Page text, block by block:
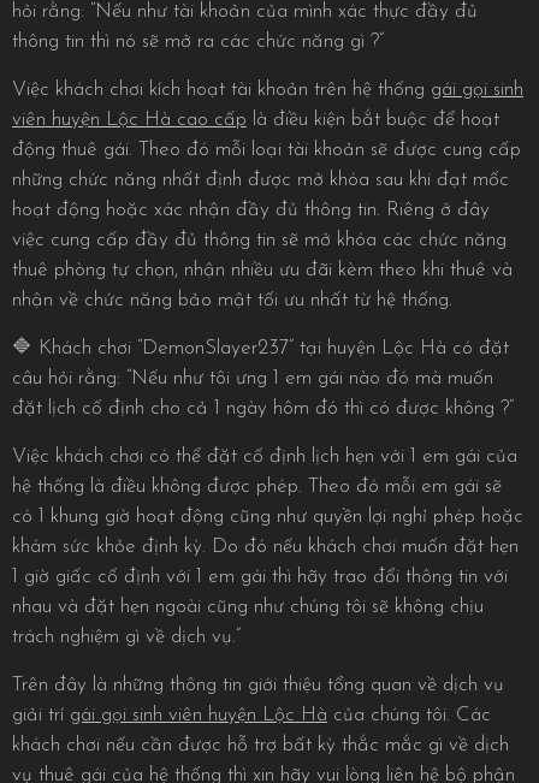
hỏi rằng: “Nếu như tài khoản của mình xác thực đầy đủ
thông tin thì nó sẽ mở ra các chức năng gì ?”
Việc khách chơi kích hoạt tài khoản trên hệ thống gái gọi sinh
viên huyện Lộc Hà cao cấp là điều kiện bắt buộc để hoạt
động thuê gái. Theo đó mỗi loại tài khoản sẽ được cung cấp
những chức năng nhất định được mở khóa sau khi đạt mốc
hoạt động hoặc xác nhận đầy đủ thông tin. Riêng ở đây
việc cung cấp đầy đủ thông tin sẽ mở khóa các chức năng
thuê phòng tự chọn, nhận nhiều ưu đãi kèm theo khi thuê và
nhận về chức năng bảo mật tối ưu nhất từ hệ thống.
🔷 Khách chơi “DemonSlayer237” tại huyện Lộc Hà có đặt
câu hỏi rằng: “Nếu như tôi ưng 1 em gái nào đó mà muốn
đặt lịch cố định cho cả 1 ngày hôm đó thì có được không ?”
Việc khách chơi có thể đặt cố định lịch hẹn với 1 em gái của
hệ thống là điều không được phép. Theo đó mỗi em gái sẽ
có 1 khung giờ hoạt động cũng như quyền lợi nghỉ phép hoặc
khám sức khỏe định kỳ. Do đó nếu khách chơi muốn đặt hẹn
1 giờ giấc cố định với 1 em gái thì hãy trao đổi thông tin với
nhau và đặt hẹn ngoài cũng như chúng tôi sẽ không chịu
trách nghiệm gì về dịch vụ.”
Trên đây là những thông tin giới thiệu tổng quan về dịch vụ
giải trí gái gọi sinh viên huyện Lộc Hà của chúng tôi. Các
khách chơi nếu cần được hỗ trợ bất kỳ thắc mắc gì về dịch
vụ thuê gái của hệ thống thì xin hãy vui lòng liên hệ bộ phận